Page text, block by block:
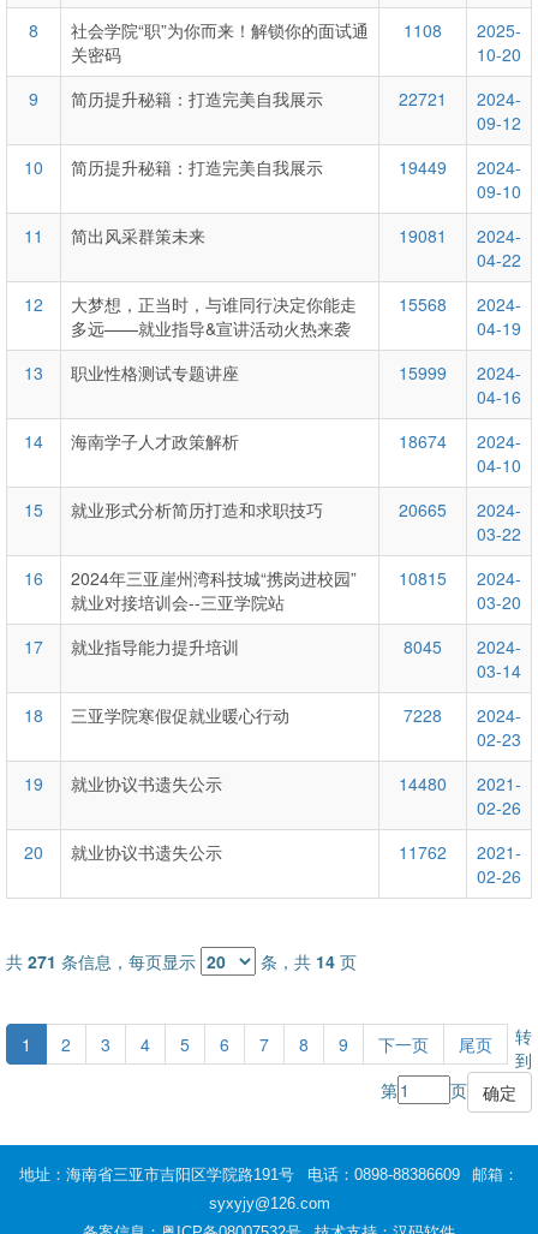
8
社会学院“职”为你而来！解锁你的面试通
关密码
1108
2025-
10-20
9
简历提升秘籍：打造完美自我展示 22721
2024-
09-12
10
简历提升秘籍：打造完美自我展示 19449
2024-
09-10
11
简出风采群策未来 19081
2024-
04-22
12
大梦想，正当时，与谁同行决定你能走
多远——就业指导&宣讲活动火热来袭
15568
2024-
04-19
13
职业性格测试专题讲座 15999
2024-
04-16
14
海南学子人才政策解析 18674
2024-
04-10
15
就业形式分析简历打造和求职技巧 20665
2024-
03-22
16
2024年三亚崖州湾科技城“携岗进校园”
就业对接培训会--三亚学院站
10815
2024-
03-20
17
就业指导能力提升培训 8045
2024-
03-14
18
三亚学院寒假促就业暖心行动 7228
2024-
02-23
19
就业协议书遗失公示 14480
2021-
02-26
20
就业协议书遗失公示 11762
2021-
02-26
共 271 条信息，每页显示 条，共 14 页
1 2 3 4 5 6 7 8 9 下一页 尾页
转
到
第
页
地址：海南省三亚市吉阳区学院路191号 电话：0898-88386609
邮箱：
syxyjy@126.com